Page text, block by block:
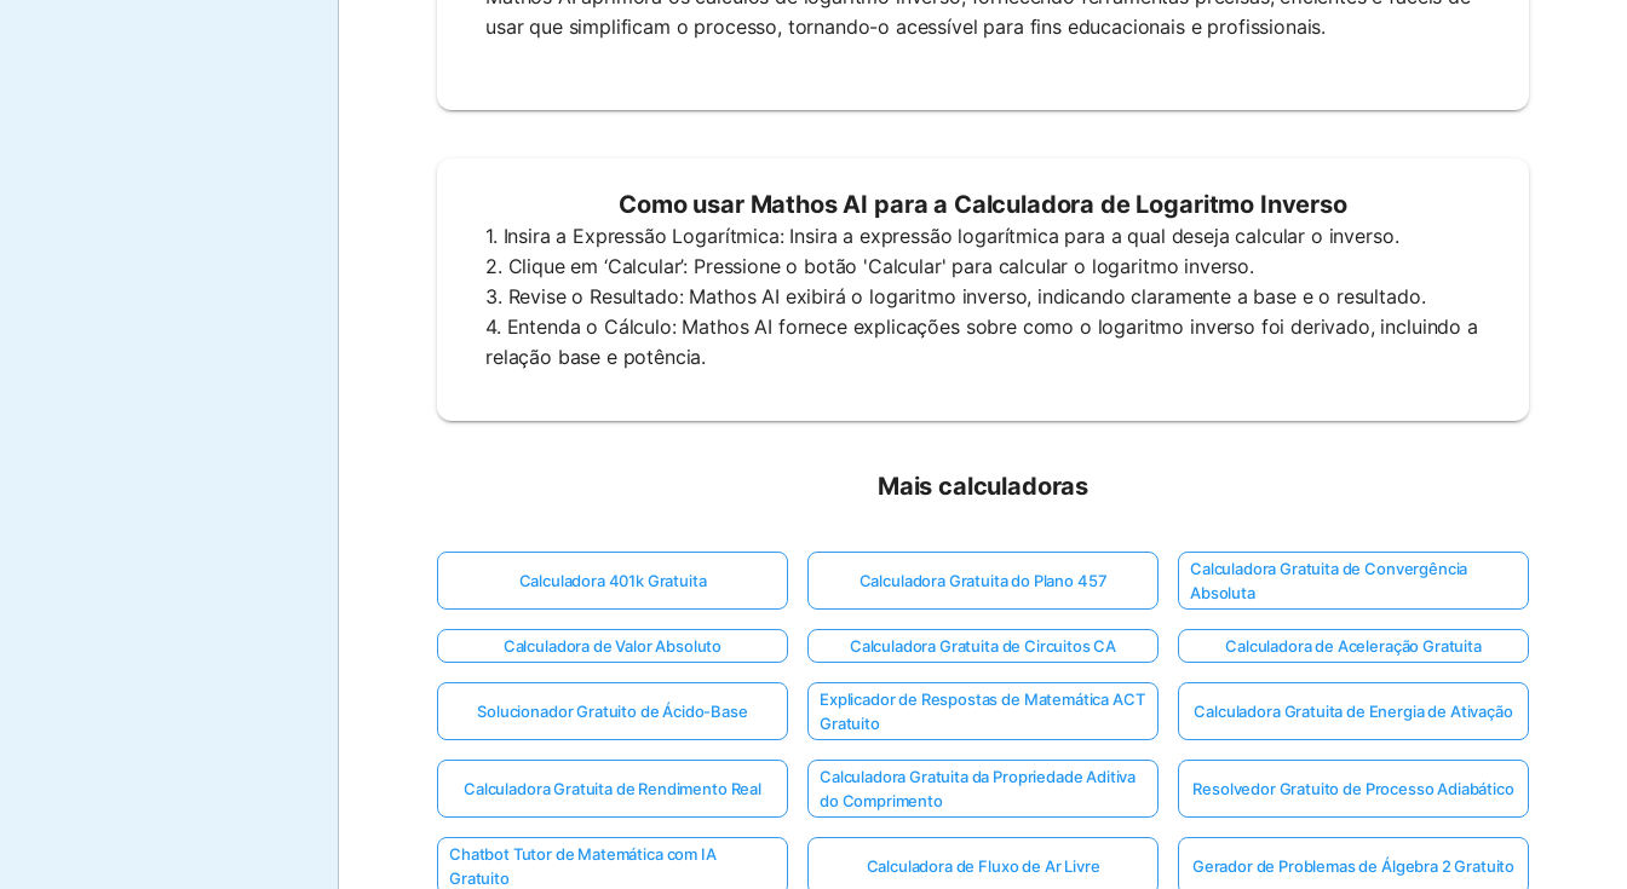
usar que simplificam o processo, tornando-o acessível para fins educacionais e profissionais.
Como usar Mathos AI para a Calculadora de Logaritmo Inverso
1. Insira a Expressão Logarítmica: Insira a expressão logarítmica para a qual deseja calcular o inverso.
2. Clique em ‘Calcular’: Pressione o botão 'Calcular' para calcular o logaritmo inverso.
3. Revise o Resultado: Mathos AI exibirá o logaritmo inverso, indicando claramente a base e o resultado.
4. Entenda o Cálculo: Mathos AI fornece explicações sobre como o logaritmo inverso foi derivado, incluindo a
relação base e potência.
Mais calculadoras
Calculadora 401k Gratuita Calculadora Gratuita do Plano 457
Calculadora Gratuita de Convergência
Absoluta
Calculadora de Valor Absoluto Calculadora Gratuita de Circuitos CA Calculadora de Aceleração Gratuita
Solucionador Gratuito de Ácido-Base
Explicador de Respostas de Matemática ACT
Gratuito
Calculadora Gratuita de Energia de Ativação
Calculadora Gratuita de Rendimento Real
Calculadora Gratuita da Propriedade Aditiva
do Comprimento
Resolvedor Gratuito de Processo Adiabático
Chatbot Tutor de Matemática com IA
Gratuito
Calculadora de Fluxo de Ar Livre Gerador de Problemas de Álgebra 2 Gratuito